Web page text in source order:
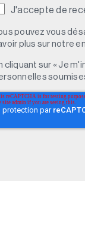
J'accepte de
pouvez vous
plus sur notre
cliquant sur « Je